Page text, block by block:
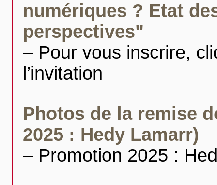
numériques ? Etat
perspectives"
– Pour vous inscrire,
l’invitation
Photos de la remise
2025 : Hedy Lamarr)
– Promotion 2025 :